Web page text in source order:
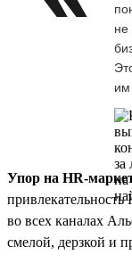
не
им
Упор на HR-
во всех каналах
смелой, дерзкой и